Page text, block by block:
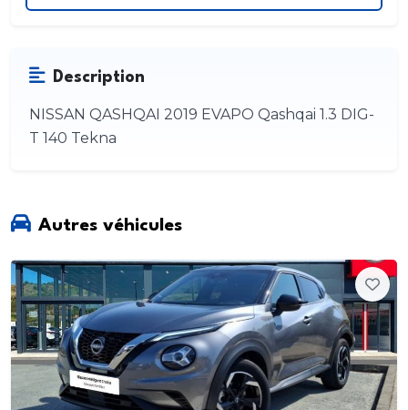
Description
NISSAN QASHQAI 2019 EVAPO Qashqai 1.3 DIG-
T 140 Tekna
Autres véhicules